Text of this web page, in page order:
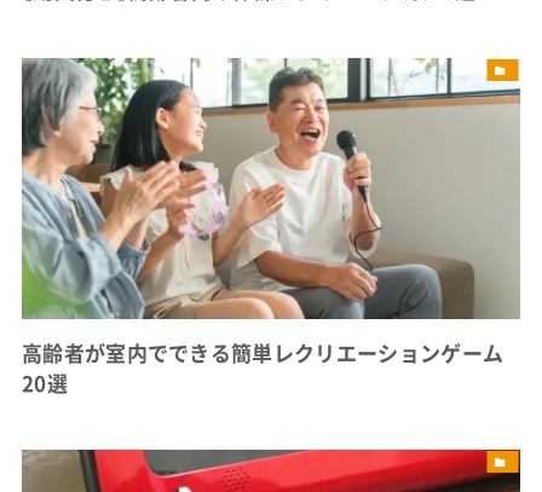
高齢者が室内でできる簡単レクリエーションゲーム
20選